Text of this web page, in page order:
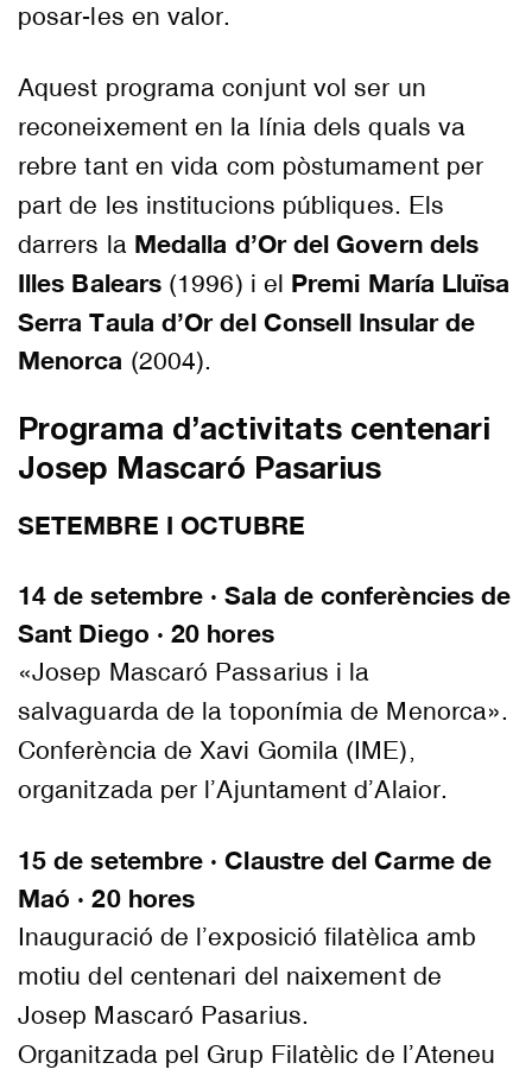
posar-les en valor.
Aquest programa conjunt vol ser un
reconeixement en la línia dels quals va
rebre tant en vida com pòstumament per
part de les institucions públiques. Els
darrers la Medalla d’Or del Govern dels
Illes Balears (1996) i el Premi María Lluïsa
Serra Taula d’Or del Consell Insular de
Menorca (2004).
Programa d’activitats centenari
Josep Mascaró Pasarius
SETEMBRE I OCTUBRE
14 de setembre · Sala de conferències de
Sant Diego · 20 hores
«Josep Mascaró Passarius i la
salvaguarda de la toponímia de Menorca».
Conferència de Xavi Gomila (IME),
organitzada per l’Ajuntament d’Alaior.
15 de setembre · Claustre del Carme de
Maó · 20 hores
Inauguració de l’exposició filatèlica amb
motiu del centenari del naixement de
Josep Mascaró Pasarius.
Organitzada pel Grup Filatèlic de l’Ateneu